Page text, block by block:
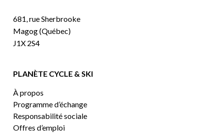
681, rue Sherbrooke
Magog (Québec)
J1X 2S4
PLANÈTE CYCLE & SKI
À propos
Programme d’échange
Responsabilité sociale
Offres d’emploi